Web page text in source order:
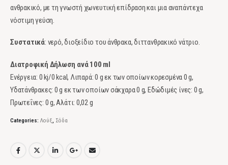
ανθρακικό, με τη γνωστή χωνευτική επίδραση και μια αναπάντεχα
νόστιμη γεύση.
Συστατικά: νερό, διοξείδιο του άνθρακα, διττανθρακικό νάτριο.
Διατροφική Δήλωση ανά 100 ml
Ενέργεια: 0 kj/0 kcal, Λιπαρά: 0 g εκ των οποίων κορεσμένα 0 g,
Υδατάνθρακες: 0 g εκ των οποίων σάκχαρα 0 g, Εδώδιμές ίνες: 0 g,
Πρωτεΐνες: 0 g, Αλάτι: 0,02 g
Categories: Λούξ, Σόδα